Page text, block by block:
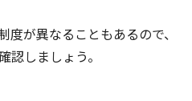
度が異なることもあるので、
認しましょう。